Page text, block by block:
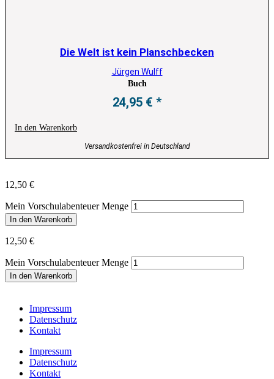
Die Welt ist kein Planschbecken
Jürgen Wulff
Buch
24,95 €
In den Warenkorb
Versandkostenfrei in Deutschland
12,50 €
Mein Vorschulabenteuer Menge
In den Warenkorb
12,50 €
Mein Vorschulabenteuer Menge
In den Warenkorb
Impressum
Datenschutz
Kontakt
Impressum
Datenschutz
Kontakt